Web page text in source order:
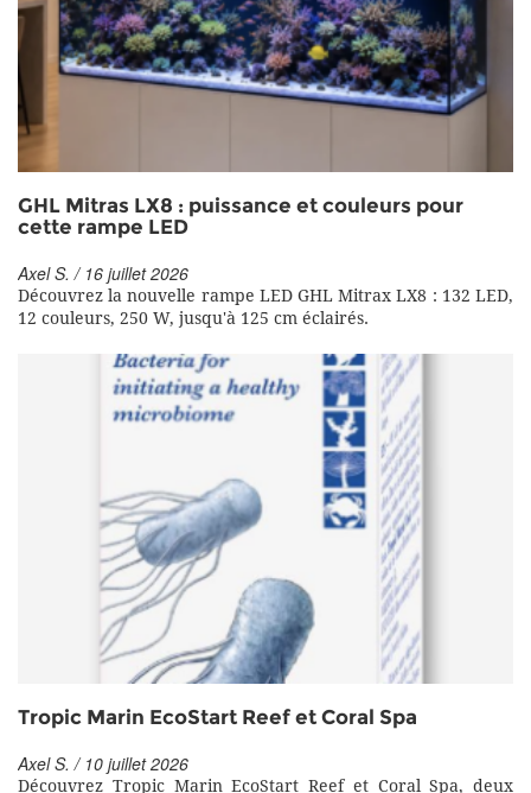
GHL Mitras LX8 : puissance et couleurs pour
cette rampe LED
Axel S. / 16 juillet 2026
Découvrez la nouvelle rampe LED GHL Mitrax LX8 : 132 LED,
12 couleurs, 250 W, jusqu'à 125 cm éclairés.
Tropic Marin EcoStart Reef et Coral Spa
Axel S. / 10 juillet 2026
Découvrez Tropic Marin EcoStart Reef et Coral Spa, deux